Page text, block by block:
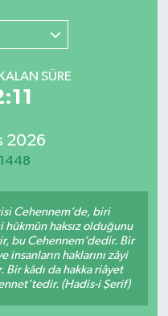
SÜRE
2026
Cehennem’de, biri
haksız olduğunu
bu Cehennem’dedir. Bir
insanların haklarını zâyi
kâdı da hakka riâyet
(Hadis-i Şerif)